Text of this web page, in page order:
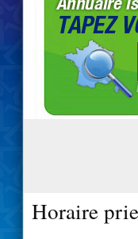
Horaire